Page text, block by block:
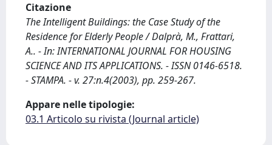
Citazione
The Intelligent Buildings: the Case Study of the
Residence for Elderly People / Dalprà, M., Frattari,
A.. - In: INTERNATIONAL JOURNAL FOR HOUSING
SCIENCE AND ITS APPLICATIONS. - ISSN 0146-6518.
- STAMPA. - v. 27:n.4(2003), pp. 259-267.
Appare nelle tipologie:
03.1 Articolo su rivista (Journal article)